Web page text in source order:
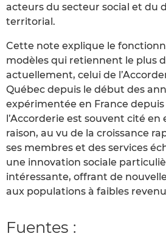
acteurs du secteur social et du
territorial.
Cette note explique le
modèles qui retiennent le plus
actuellement, celui de
Québec depuis le début des
expérimentée en France depuis
l’Accorderie est souvent cité en
raison, au vu de la croissance
ses membres et des services
une innovation sociale
intéressante, offrant de
aux populations à faibles
Fuentes :